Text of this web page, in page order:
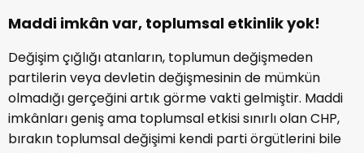
Maddi imkân var, toplumsal etkinlik yok!
Değişim çığlığı atanların, toplumun değişmeden
partilerin veya devletin değişmesinin de mümkün
olmadığı gerçeğini artık görme vakti gelmiştir. Maddi
imkânları geniş ama toplumsal etkisi sınırlı olan CHP,
bırakın toplumsal değişimi kendi parti örgütlerini bile